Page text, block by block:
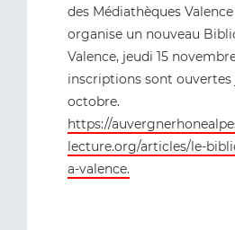
des Médiathèques
organise un nouveau
Valence, jeudi 15
inscriptions sont ouvertes
octobre.
https://
lecture.org/articles/le-
a-valence.